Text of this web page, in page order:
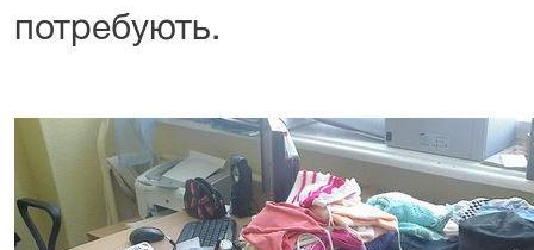
потребують.